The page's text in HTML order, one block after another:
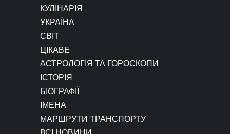
КУЛІНАРІЯ
УКРАЇНА
СВІТ
ЦІКАВЕ
АСТРОЛОГІЯ ТА ГОРОСКОПИ
ІСТОРІЯ
БІОГРАФІЇ
ІМЕНА
МАРШРУТИ ТРАНСПОРТУ